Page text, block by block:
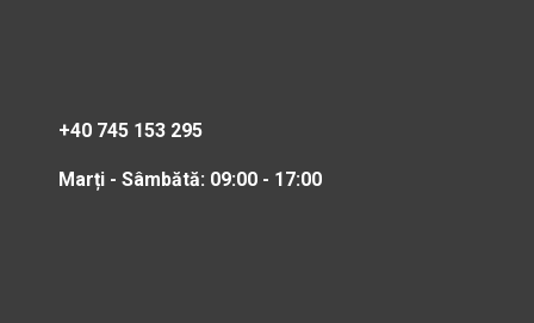
+40 745 153 295
Marți - Sâmbătă: 09:00 - 17:00